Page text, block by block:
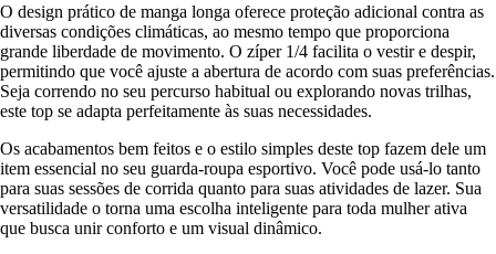
O design prático de manga longa oferece proteção adicional contra as
diversas condições climáticas, ao mesmo tempo que proporciona
grande liberdade de movimento. O zíper 1/4 facilita o vestir e despir,
permitindo que você ajuste a abertura de acordo com suas preferências.
Seja correndo no seu percurso habitual ou explorando novas trilhas,
este top se adapta perfeitamente às suas necessidades.
Os acabamentos bem feitos e o estilo simples deste top fazem dele um
item essencial no seu guarda-roupa esportivo. Você pode usá-lo tanto
para suas sessões de corrida quanto para suas atividades de lazer. Sua
versatilidade o torna uma escolha inteligente para toda mulher ativa
que busca unir conforto e um visual dinâmico.